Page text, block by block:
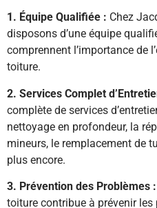
1. Équipe Qualifiée : Chez
disposons d’une équipe
comprennent l’importance de
toiture.
2. Services Complet
complète de services
nettoyage en profondeur, la
mineurs, le remplacement de
plus encore.
3. Prévention des Problèmes :
toiture contribue à prévenir